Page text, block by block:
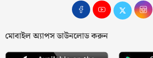
মোবাইল অ্যাপস ডাউনলোড করুন